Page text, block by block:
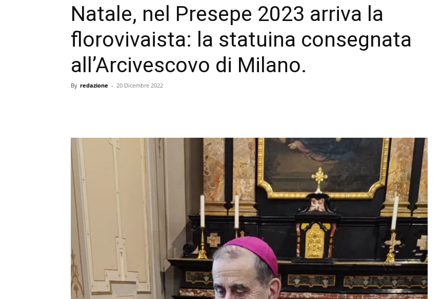
Natale, nel Presepe 2023 arriva la
florovivaista: la statuina consegnata
all’Arcivescovo di Milano.
By redazione - 20 Dicembre 2022